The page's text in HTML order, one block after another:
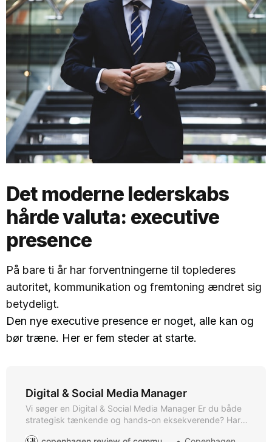
Det moderne lederskabs
hårde valuta: executive
presence
På bare ti år har forventningerne til toplederes
autoritet, kommunikation og fremtoning ændret sig
betydeligt.
Den nye executive presence er noget, alle kan og
bør træne. Her er fem steder at starte.
Digital & Social Media Manager
Vi søger en Digital & Social Media Manager Er du både
strategisk tænkende og hands-on eksekverende? Har